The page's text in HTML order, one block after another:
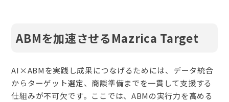
ABMを加速させるMazrica Target
AI×ABMを実践し成果につなげるためには、データ統合
からターゲット選定、商談準備までを一貫して支援する
仕組みが不可欠です。ここでは、ABMの実行力を高める